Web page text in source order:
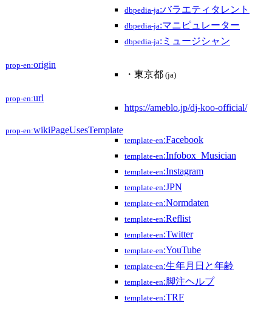
dbpedia-ja:バラエティタレント
dbpedia-ja:マニピュレーター
dbpedia-ja:ミュージシャン
prop-en:origin
・東京都 (ja)
prop-en:url
https://ameblo.jp/dj-koo-official/
prop-en:wikiPageUsesTemplate
template-en:Facebook
template-en:Infobox_Musician
template-en:Instagram
template-en:JPN
template-en:Normdaten
template-en:Reflist
template-en:Twitter
template-en:YouTube
template-en:生年月日と年齢
template-en:脚注ヘルプ
template-en:TRF